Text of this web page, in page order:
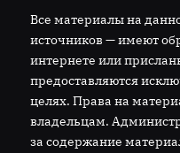
Все материалы на
источников — имеют
интернете или
предоставляются
целях. Права на
владельцам.
за содержание